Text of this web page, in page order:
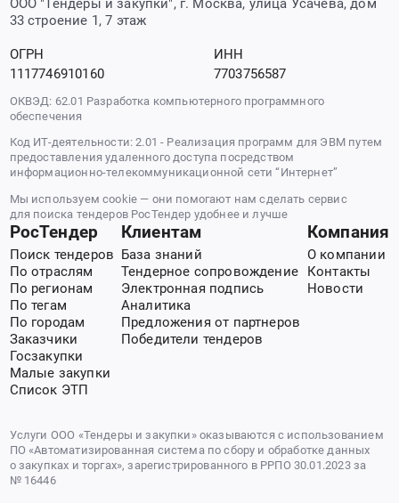
ООО "Тендеры и закупки", г. Москва, улица Усачева, дом
33 строение 1, 7 этаж
ОГРН
1117746910160
ИНН
7703756587
ОКВЭД: 62.01 Разработка компьютерного программного
обеспечения
Код ИТ-деятельности: 2.01 - Реализация программ для ЭВМ путем
предоставления удаленного доступа посредством
информационно-телекоммуникационной сети “Интернет”
Мы используем cookie — они помогают нам сделать сервис
для поиска тендеров РосТендер удобнее и лучше
РосТендер
Поиск тендеров
По отраслям
По регионам
По тегам
По городам
Заказчики
Госзакупки
Малые закупки
Список ЭТП
Клиентам
База знаний
Тендерное сопровождение
Электронная подпись
Аналитика
Предложения от партнеров
Победители тендеров
Компания
О компании
Контакты
Новости
Услуги ООО «Тендеры и закупки» оказываются с использованием
ПО «Автоматизированная система по сбору и обработке данных
о закупках и торгах», зарегистрированного в РРПО 30.01.2023 за
№ 16446